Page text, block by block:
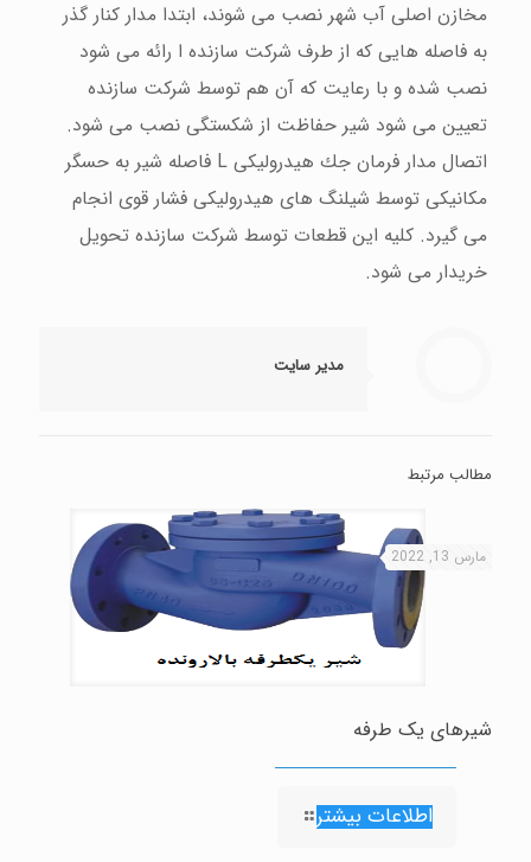
مخازن اصلی آب شهر نصب می شوند، ابتدا مدار كنار گذر
به فاصله هایی كه از طرف شركت سازنده ا رائه می شود
نصب شده و با رعایت كه آن هم توسط شركت سازنده
تعیین می شود شیر حفاظت از شكستگی نصب می شود.
اتصال مدار فرمان جك هیدرولیكی L فاصله شیر به حسگر
مكانیكی توسط شیلنگ های هیدرولیكی فشار قوی انجام
می گیرد. كلیه این قطعات توسط شركت سازنده تحویل
خریدار می شود.
مدیر سایت
مطالب مرتبط
مارس 13, 2022
شيرهای يک طرفه
اطلاعات بیشتر